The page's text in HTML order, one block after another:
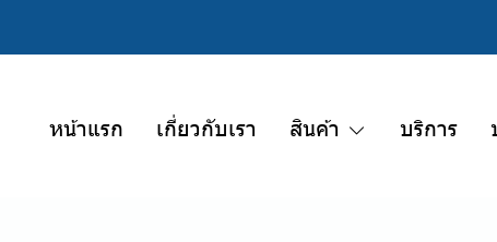
หน้าแรก เกี่ยวกับเรา สินค้า บริการ